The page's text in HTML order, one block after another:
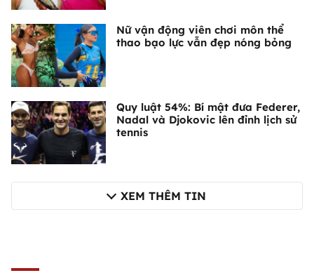
Nữ vận động viên chơi môn thể
thao bạo lực vẫn đẹp nóng bỏng
Quy luật 54%: Bí mật đưa Federer,
Nadal và Djokovic lên đỉnh lịch sử
tennis
XEM THÊM TIN